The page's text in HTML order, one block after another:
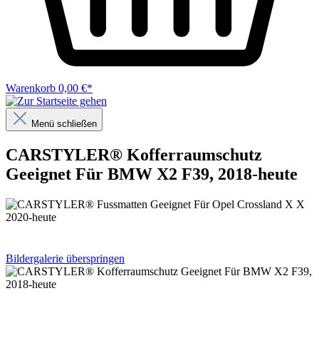
Warenkorb 0,00 €*
Menü schließen
CARSTYLER® Kofferraumschutz
Geeignet Für BMW X2 F39, 2018-heute
Bildergalerie überspringen